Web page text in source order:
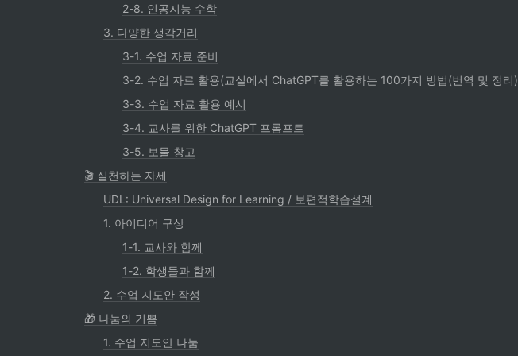
2-8. 인공지능 수학
3. 다양한 생각거리
3-1. 수업 자료 준비
3-2. 수업 자료 활용(교실에서 ChatGPT를 활용하는 100가지 방법(번역 및 정리)
3-3. 수업 자료 활용 예시
3-4. 교사를 위한 ChatGPT 프롬프트
3-5. 보물 창고
🎬 실천하는 자세
UDL: Universal Design for Learning / 보편적학습설계
1. 아이디어 구상
1-1. 교사와 함께
1-2. 학생들과 함께
2. 수업 지도안 작성
🎁 나눔의 기쁨
1. 수업 지도안 나눔